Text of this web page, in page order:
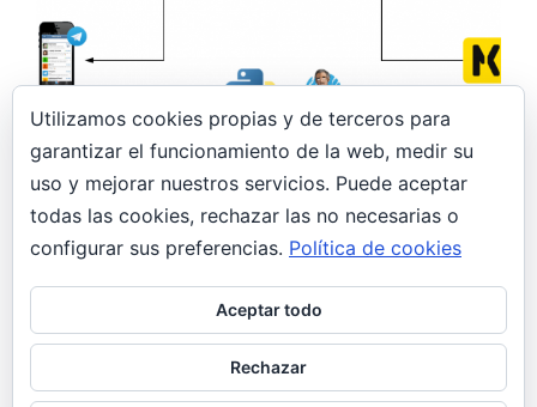
10 abril, 2019
Bot Telegram para recibir notificaciones de
Check_mk
Bot Telegram para recibir notificaciones de
Check_mk En esta entrada voy a comentar el
proceso de configuración de un bot…
Utilizamos cookies propias y de terceros para
garantizar el funcionamiento de la web, medir su
uso y mejorar nuestros servicios. Puede aceptar
todas las cookies, rechazar las no necesarias o
configurar sus preferencias. Política de cookies
Aceptar todo
Rechazar